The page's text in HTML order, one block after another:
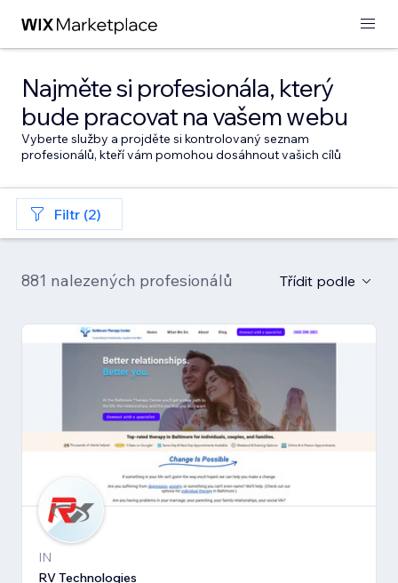
Najměte si profesionála, který
bude pracovat na vašem webu
Vyberte služby a projděte si kontrolovaný seznam
profesionálů, kteří vám pomohou dosáhnout vašich cílů
Filtr (2)
881 nalezených profesionálů Třídit podle
IN
RV Technologies